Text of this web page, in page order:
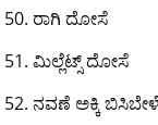
ರಾಗಿ ದೋಸೆ
ಮಿಲ್ಲೆಟ್ಸ್ ದೋಸೆ
ನವಣೆ ಅಕ್ಕಿ